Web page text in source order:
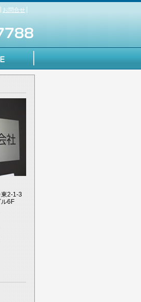
お問合せ
2-1-3
6F